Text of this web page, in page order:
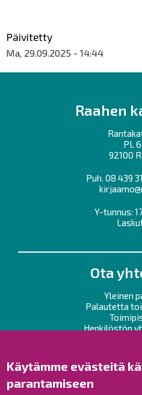
Käytämme evästeitä
parantamiseen
Päivitetty
Ma, 29.09.2025 - 14:44
Raahen
PL
92100
Puh. 08 439
Y-tunnus:
Ota
Yleinen
Palautetta
Henkilöstön
Raahe
Raahe